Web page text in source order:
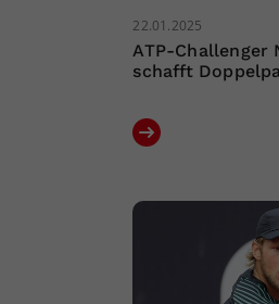
22.01.2025
ATP-
schafft